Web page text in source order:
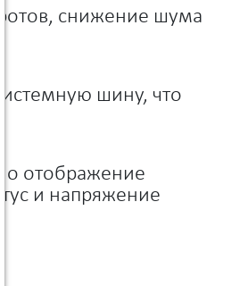
снижение шума
шину, что
отображение
и напряжение